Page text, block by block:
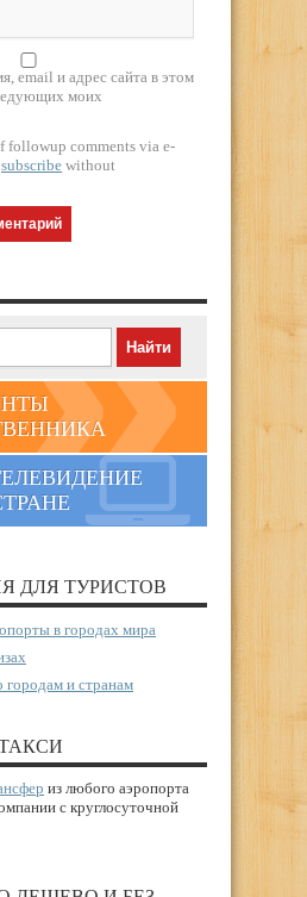
email и адрес сайта в этом
моих
followup comments via e-
subscribe without
ДЛЯ ТУРИСТОВ
в городах мира
городам и странам
из любого аэропорта
с круглосуточной